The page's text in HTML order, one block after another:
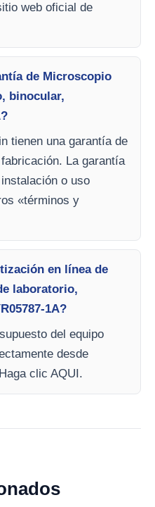
web oficial de
de Microscopio
binocular,
tienen una garantía de
La garantía
o uso
«términos y
en línea de
laboratorio,
1A?
del equipo
desde
clic AQUI.